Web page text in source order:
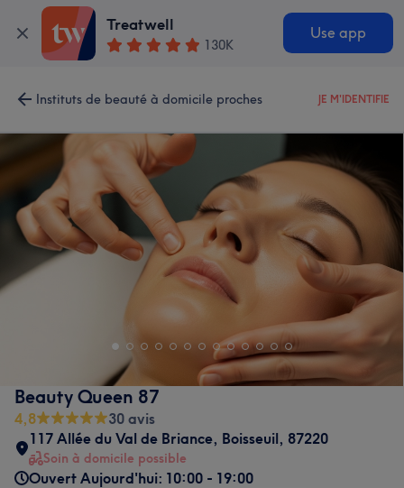
Treatwell
130K
Use app
Instituts de beauté à domicile proches JE M'IDENTIFIE
Beauty Queen 87
4,8
30 avis
117 Allée du Val de Briance, Boisseuil, 87220
Soin à domicile possible
Ouvert Aujourd'hui: 10:00 - 19:00